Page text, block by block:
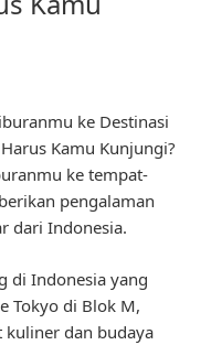
ke Destinasi
Kamu Kunjungi?
ke tempat-
pengalaman
dari Indonesia.
di Indonesia yang
Tokyo di Blok M,
kuliner dan budaya